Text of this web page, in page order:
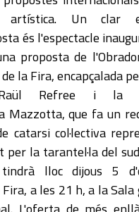
artística. Un clar
és l'espectacle
proposta de
la Fira, encapçalada
Raül Refree i la
Mazzotta, que fa un
catarsi col·lectiva
per la tarantel·la del
tindrà lloc dijous 5
a les 21 h, a la Sala